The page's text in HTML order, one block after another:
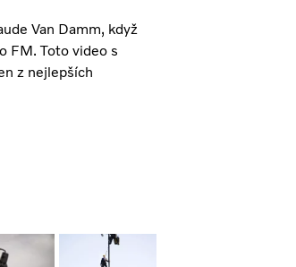
Van Damm, když
FM. Toto video s
z nejlepších